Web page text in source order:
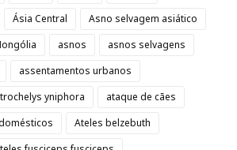
Ásia Central
Asno selvagem asiático
asnos
asnos selvagens
assentamentos urbanos
yniphora
ataque de cães
Ateles belzebuth